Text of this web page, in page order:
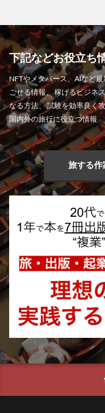
下記などお役立ち
NFTやメタバース、AIなど
ごせる情報、 稼げるビジネ
なる方法、 試験を効率良く
国内外の旅行に役立つ情報
旅する作